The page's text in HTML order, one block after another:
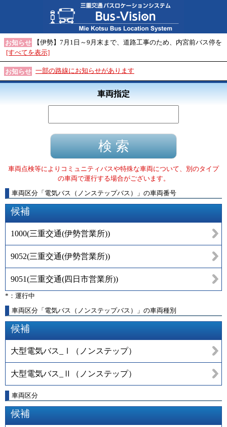
お知らせ
【伊勢】7月1日～9月末まで、道路工事のため、内宮前バス停を
[すべてを表示]
お知らせ 一部の路線にお知らせがあります
車両指定
車両点検等によりコミュニティバスや特殊な車両について、別のタイプ
の車両で運行する場合がございます。
車両区分 「 電気バス（ノンステップバス） 」 の車両番号
候補
1000(三重交通(伊勢営業所))
9052(三重交通(伊勢営業所))
9051(三重交通(四日市営業所))
*：運行中
車両区分「電気バス（ノンステップバス）」の車両種別
候補
大型電気バス_Ⅰ（ノンステップ）
大型電気バス_Ⅱ（ノンステップ）
車両区分
候補